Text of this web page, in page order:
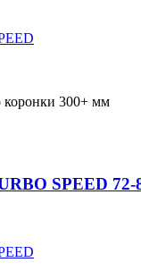
коронки 300+ мм
SPEED